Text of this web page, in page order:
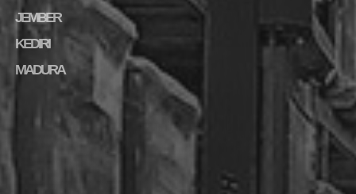
JEMBER
KEDIRI
MADURA